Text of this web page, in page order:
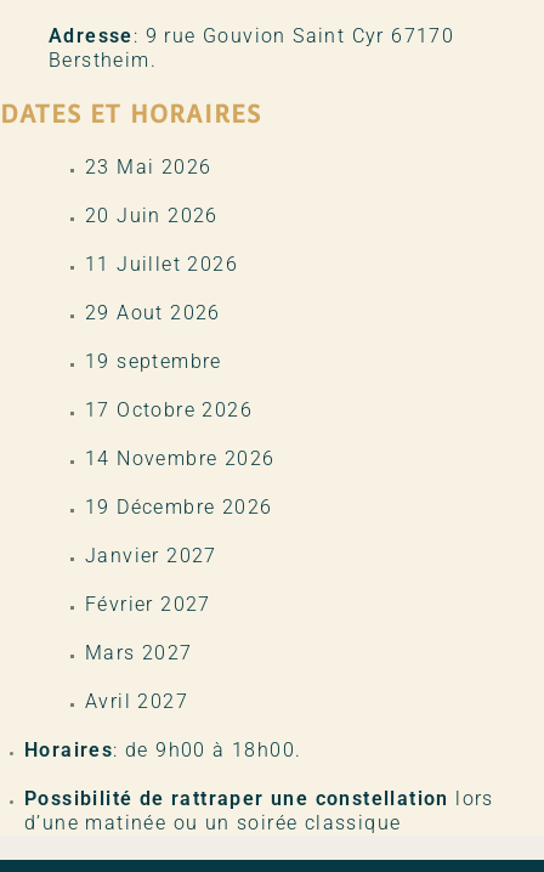
Adresse: 9 rue Gouvion Saint Cyr 67170
Berstheim.
DATES ET HORAIRES
23 Mai 2026
20 Juin 2026
11 Juillet 2026
29 Aout 2026
19 septembre
17 Octobre 2026
14 Novembre 2026
19 Décembre 2026
Janvier 2027
Février 2027
Mars 2027
Avril 2027
Horaires: de 9h00 à 18h00.
Possibilité de rattraper une constellation lors
d’une matinée ou un soirée classique